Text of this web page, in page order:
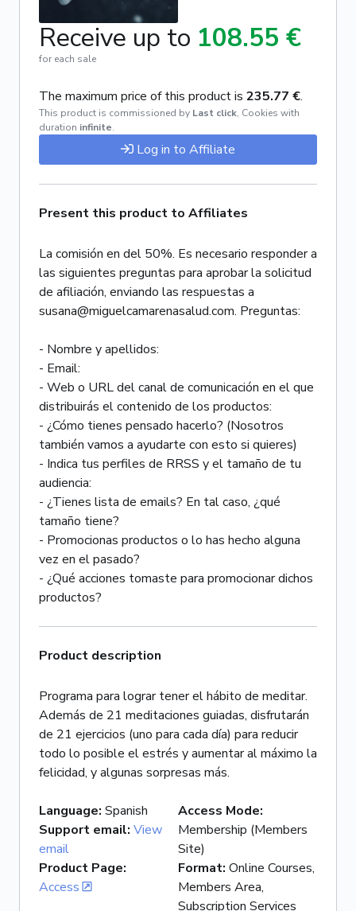
Receive up to 108.55 €
for each sale
The maximum price of this product is 235.77 €.
This product is commissioned by Last click, Cookies with
duration infinite.
Log in to Affiliate
Present this product to Affiliates
La comisión en del 50%. Es necesario responder a
las siguientes preguntas para aprobar la solicitud
de afiliación, enviando las respuestas a
susana@miguelcamarenasalud.com. Preguntas:
- Nombre y apellidos:
- Email:
- Web o URL del canal de comunicación en el que
distribuirás el contenido de los productos:
- ¿Cómo tienes pensado hacerlo? (Nosotros
también vamos a ayudarte con esto si quieres)
- Indica tus perfiles de RRSS y el tamaño de tu
audiencia:
- ¿Tienes lista de emails? En tal caso, ¿qué
tamaño tiene?
- Promocionas productos o lo has hecho alguna
vez en el pasado?
- ¿Qué acciones tomaste para promocionar dichos
productos?
Product description
Programa para lograr tener el hábito de meditar.
Además de 21 meditaciones guiadas, disfrutarán
de 21 ejercicios (uno para cada día) para reducir
todo lo posible el estrés y aumentar al máximo la
felicidad, y algunas sorpresas más.
Language: Spanish
Support email: View
email
Product Page:
Access
Access Mode:
Membership (Members
Site)
Format: Online Courses,
Members Area,
Subscription Services